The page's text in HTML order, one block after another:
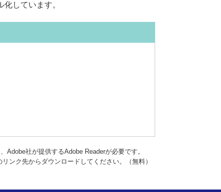
しています。
Adobe社が提供するAdobe Readerが必要です。
ンク先からダウンロードしてください。（無料）